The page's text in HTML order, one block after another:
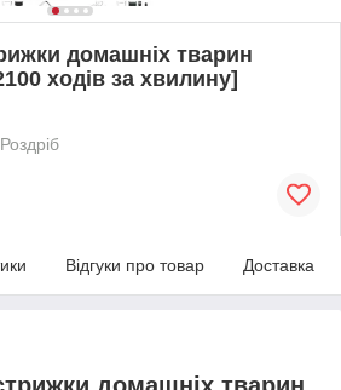
домашніх тварин
ходів за хвилину]
Роздріб
Відгуки про товар Доставка